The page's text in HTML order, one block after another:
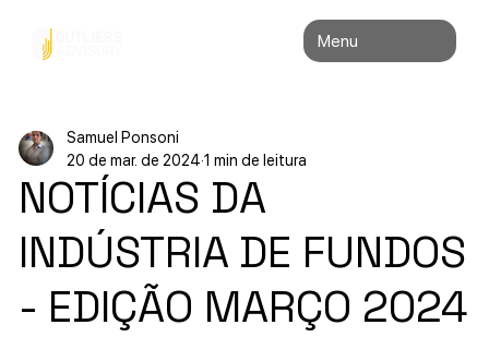
Menu
NOTÍCIAS DA
INDÚSTRIA DE FUNDOS
- EDIÇÃO MARÇO 2024
Samuel Ponsoni
20 de mar. de 2024 1 min de leitura